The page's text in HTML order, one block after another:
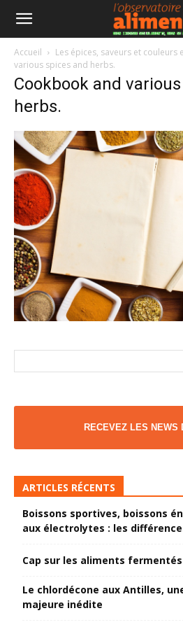
Accueil Les épices, saveurs et couleurs
various spices and herbs.
Cookbook and
herbs.
RECEVEZ LES NEWS
ARTICLES RÉCENTS
Boissons sportives, boissons
aux électrolytes : les
Cap sur les aliments fermentés
Le chlordécone aux Antilles,
majeure inédite